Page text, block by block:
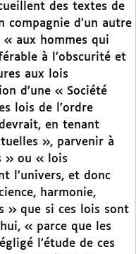
des textes de
compagnie d’un autre
aux hommes qui
à l’obscurité et
aux lois
d’une « Société
lois de l’ordre
en tenant
», parvenir à
» ou « lois
l’univers, et donc
harmonie,
» que si ces lois sont
« parce que les
l’étude de ces